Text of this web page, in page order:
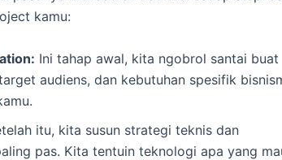
kamu:
Ini tahap awal, kita ngobrol santai buat
audiens, dan kebutuhan spesifik
itu, kita susun strategi teknis dan
pas. Kita tentuin teknologi apa yang